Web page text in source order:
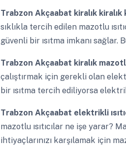
Trabzon Akçaabat kiralık
sıklıkla tercih edilen mazotlu
güvenli bir ısıtma imkanı
Trabzon Akçaabat kiralık
çalıştırmak için gerekli olan
bir ısıtma tercih ediliyorsa
Trabzon Akçaabat elektrikli
mazotlu ısıtıcılar ne işe yarar?
ihtiyaçlarınızı karşılamak için